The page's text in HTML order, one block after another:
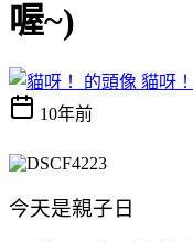
喔~)
貓呀！
10年前
今天是親子日